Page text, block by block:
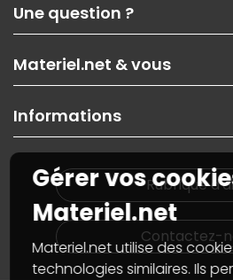
Nos services
Les magasins Materiel.net
Nos solutions pour les pros
Contactez-nous
Une question ?
Paiement, livraison
Garanties,Pack Zen
SAV, demander un retour
Informations
Materiel.net & vous
On rachète votre carte graphique
PC sur mesure : Votre RDV
Notre démarche écologique
Materiel.net recrute
Notre programme d'affiliation
Partenariat & Sponsoring
Informations
Plan du site
Nos marques
Conditions générales de vente
Marketplace
Informations légales
Données personnelles etcookies
Gérer vos cookies
Rubrique
Contactez-
Gérer vos
Materiel.net
Materiel.net utilise des
technologies similaires. Ils